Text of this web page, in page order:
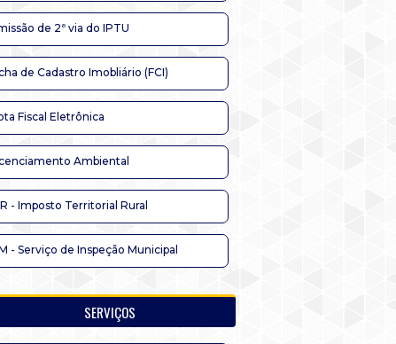
de 2ª via do IPTU
de Cadastro Imobliário (FCI)
Fiscal Eletrônica
Ambiental
- Imposto Territorial Rural
- Serviço de Inspeção Municipal
SERVIÇOS